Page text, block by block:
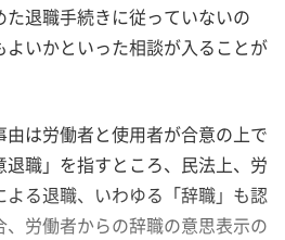
た退職手続きに従っていないの
いかといった相談が入ることが
は労働者と使用者が合意の上で
職」を指すところ、民法上、労
る退職、いわゆる「辞職」も認
労働者からの辞職の意思表示の